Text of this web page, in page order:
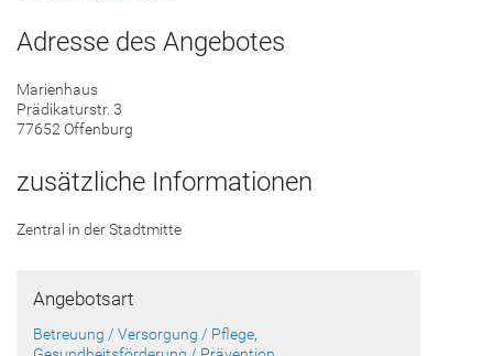
Adresse des Angebotes
Marienhaus
Prädikaturstr. 3
77652 Offenburg
zusätzliche Informationen
Zentral in der Stadtmitte
Angebotsart
Betreuung / Versorgung / Pflege,